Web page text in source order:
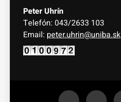
Peter Uhrín
Telefón: 043/2633 103
Email: peter.uhrin@uniba.sk